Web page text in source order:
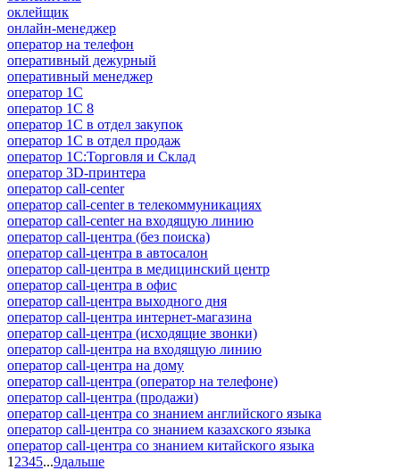
оклейщик
онлайн-менеджер
опeрaтoр нa тeлeфoн
оперативный дежурный
оперативный менеджер
оператор 1C
оператор 1С 8
оператор 1С в отдел закупок
оператор 1С в отдел продаж
оператор 1С:Торговля и Склад
оператор 3D-принтера
оператор call-center
оператор call-center в телекоммуникациях
оператор call-center на входящую линию
оператор call-центра (без поиска)
оператор call-центра в автосалон
оператор call-центра в медицинский центр
оператор call-центра в офис
оператор call-центра выходного дня
оператор call-центра интернет-магазина
оператор call-центра (исходящие звонки)
оператор call-центра на входящую линию
оператор call-центра на дому
оператор call-центра (оператор на телефоне)
оператор call-центра (продажи)
оператор call-центра со знанием английского языка
оператор call-центра со знанием казахского языка
оператор call-центра со знанием китайского языка
1 2345...9дальше